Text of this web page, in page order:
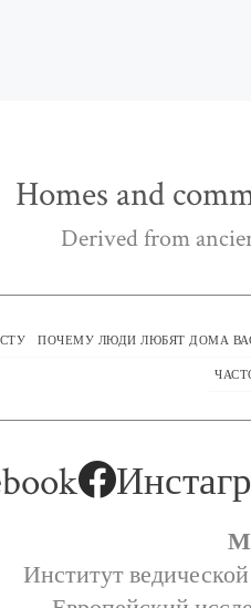
Homes and
Derived from
ПОЧЕМУ ЛЮДИ ЛЮБЯТ ДОМА
Институт